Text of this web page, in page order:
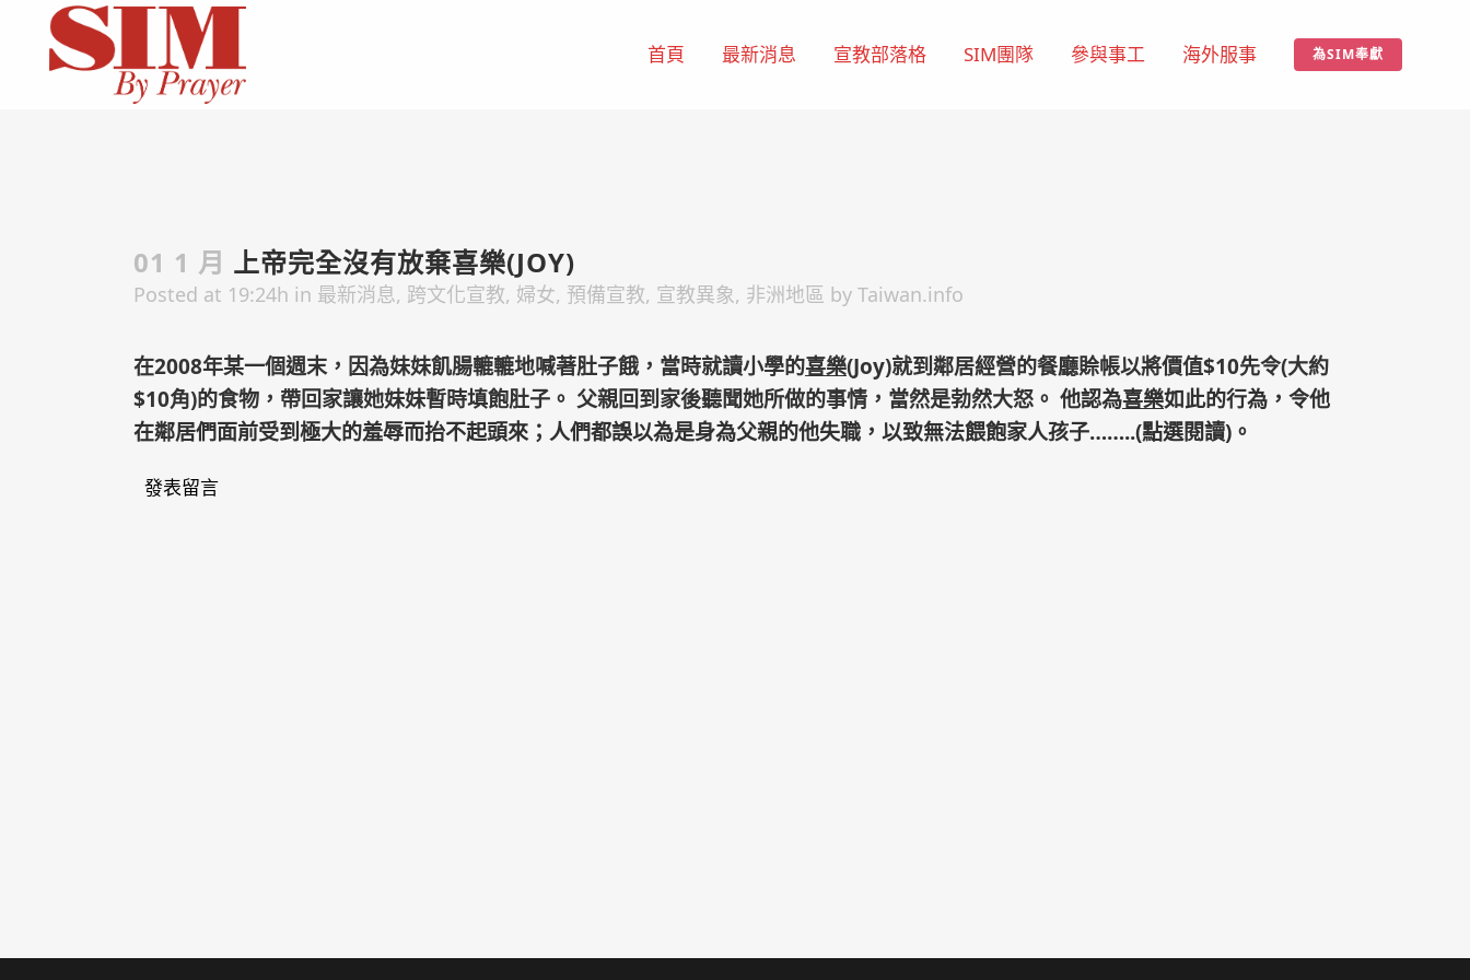
為SIM奉獻
首頁 最新消息 宣教部落格 SIM團隊 參與事工 海外服事
01 1 月 上帝完全沒有放棄喜樂(JOY)
Posted at 19:24h in 最新消息, 跨文化宣教, 婦女, 預備宣教, 宣教異象, 非洲地區 by Taiwan.info
在2008年某一個週末，因為妹妹飢腸轆轆地喊著肚子餓，當時就讀小學的喜樂(Joy)就到鄰居經營的餐廳賒帳以將價值$10先令(大約
$10角)的食物，帶回家讓她妹妹暫時填飽肚子。 父親回到家後聽聞她所做的事情，當然是勃然大怒。 他認為喜樂如此的行為，令他
在鄰居們面前受到極大的羞辱而抬不起頭來；人們都誤以為是身為父親的他失職，以致無法餵飽家人孩子……..(點選閱讀)。
發表留言